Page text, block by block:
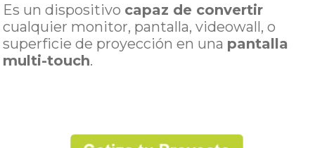
Es un dispositivo capaz de convertir
cualquier monitor, pantalla, videowall, o
superficie de proyección en una pantalla
multi-touch.